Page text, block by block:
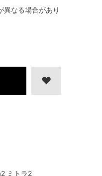
ミトラ2
異なる場合があり